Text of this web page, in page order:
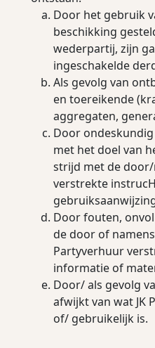
Door het gebruik
beschikking
wederpartij, zijn
ingeschakelde
Als gevolg van
en toereikende
aggregaten,
Door
met het doel van
strijd met de door/
verstrekte
Door fouten,
de door of
Partyverhuur
informatie of
Door/ als gevolg
afwijkt van wat JK
of/ gebruikelijk is.